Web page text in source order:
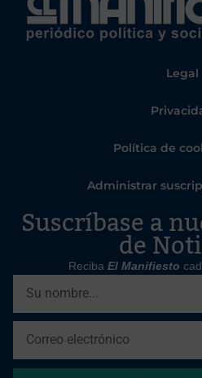
Legal
Política de
Administrar
Suscríbase a
de
Reciba El Manifiesto